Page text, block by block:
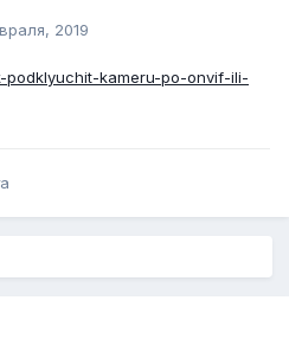
2019
kameru-po-onvif-ili-